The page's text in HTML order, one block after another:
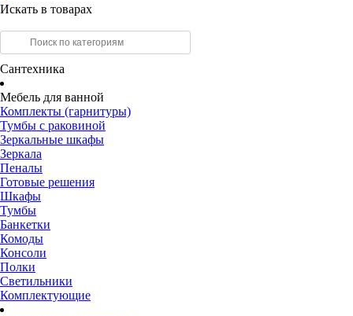
Искать в товарах
Сантехника
Мебель для ванной
Комплекты (гарнитуры)
Тумбы с раковиной
Зеркальные шкафы
Зеркала
Пеналы
Готовые решения
Шкафы
Тумбы
Банкетки
Комоды
Консоли
Полки
Светильники
Комплектующие